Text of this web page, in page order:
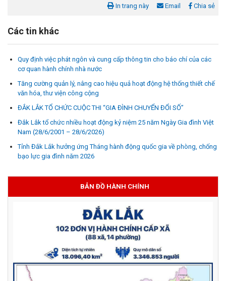
In trang này Email Chia sẻ
Các tin khác
Quy định việc phát ngôn và cung cấp thông tin cho báo chí của các
cơ quan hành chính nhà nước
Tăng cường quản lý, nâng cao hiệu quả hoạt động hệ thống thiết chế
văn hóa, thư viện công cộng
ĐẮK LẮK TỔ CHỨC CUỘC THI “GIA ĐÌNH CHUYỂN ĐỔI SỐ”
Đắk Lắk tổ chức nhiều hoạt động kỷ niệm 25 năm Ngày Gia đình Việt
Nam (28/6/2001 – 28/6/2026)
Tỉnh Đắk Lắk hưởng ứng Tháng hành động quốc gia về phòng, chống
bạo lực gia đình năm 2026
BẢN ĐỒ HÀNH CHÍNH